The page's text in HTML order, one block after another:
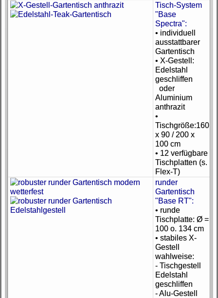
Tisch-System
"Base
Spectra":
• individuell
ausstattbarer
Gartentisch
• X-Gestell:
Edelstahl
geschliffen
oder
Aluminium
anthrazit
•
Tischgröße:160
x 90 / 200 x
100 cm
• 12 verfügbare
Tischplatten (s.
Flex-T)
runder
Gartentisch
"Base RT":
• runde
Tischplatte: Ø =
100 o. 134 cm
• stabiles X-
Gestell
wahlweise:
- Tischgestell
Edelstahl
geschliffen
- Alu-Gestell